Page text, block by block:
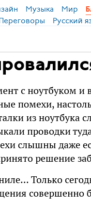
Музыка Мир
Русский
с ноутбуком
помехи,
из ноутбука
проводки
слышны даже
решение
Только
совершенно